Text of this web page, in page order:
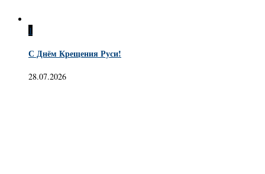
1
С Днём Крещения Руси!
28.07.2026